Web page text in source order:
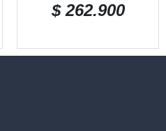
$262.900